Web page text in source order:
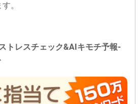
。
トレスチェック&AIキモチ予報-